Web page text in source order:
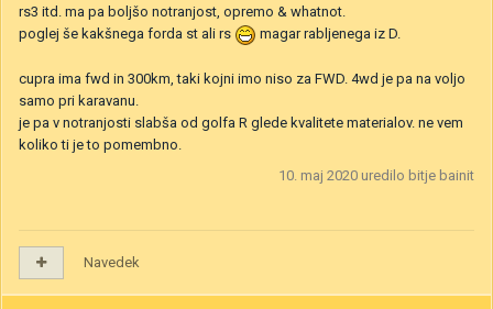
rs3 itd. ma pa boljšo notranjost, opremo & whatnot.
poglej še kakšnega forda st ali rs
magar rabljenega iz D.
cupra ima fwd in 300km, taki kojni imo niso za FWD. 4wd je pa na voljo
samo pri karavanu.
je pa v notranjosti slabša od golfa R glede kvalitete materialov. ne vem
koliko ti je to pomembno.
10. maj 2020 uredilo bitje bainit
Navedek